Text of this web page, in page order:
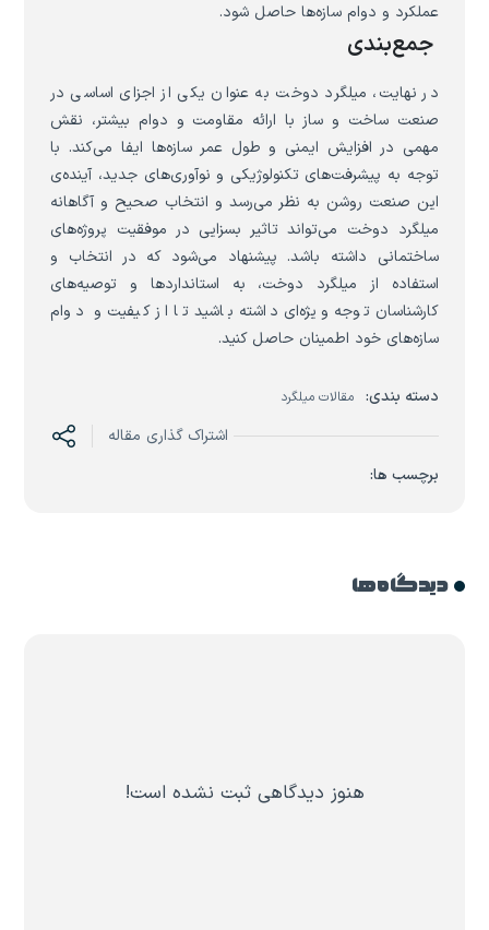
عملکرد و دوام سازه‌ها حاصل شود.
جمع‌بندی
در نهایت، میلگرد دوخت به عنوان یکی از اجزای اساسی در
صنعت ساخت و ساز با ارائه مقاومت و دوام بیشتر، نقش
مهمی در افزایش ایمنی و طول عمر سازه‌ها ایفا می‌کند. با
توجه به پیشرفت‌های تکنولوژیکی و نوآوری‌های جدید، آینده‌ی
این صنعت روشن به نظر می‌رسد و انتخاب صحیح و آگاهانه
میلگرد دوخت می‌تواند تاثیر بسزایی در موفقیت پروژه‌های
ساختمانی داشته باشد. پیشنهاد می‌شود که در انتخاب و
استفاده از میلگرد دوخت، به استانداردها و توصیه‌های
کارشناسان توجه ویژه‌ای داشته باشید تا از کیفیت و دوام
سازه‌های خود اطمینان حاصل کنید.
دسته بندی: مقالات میلگرد
اشتراک گذاری مقاله
برچسب ها:
دیدگاه ها
هنوز دیدگاهی ثبت نشده است!